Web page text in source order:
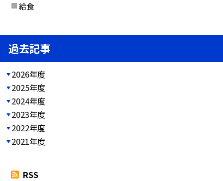
給食
過去記事
2026年度
2025年度
2024年度
2023年度
2022年度
2021年度
RSS